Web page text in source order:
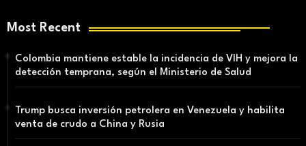
Most Recent
Colombia mantiene estable la incidencia de VIH y mejora la
detección temprana, según el Ministerio de Salud
Trump busca inversión petrolera en Venezuela y habilita
venta de crudo a China y Rusia